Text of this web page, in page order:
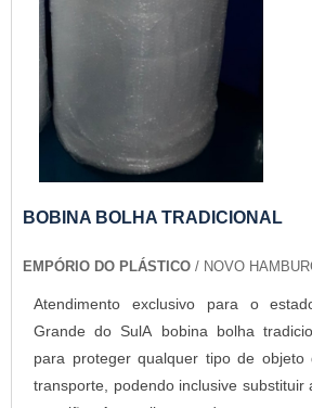
BOBINA BOLHA TRADICIONAL
EMPÓRIO DO PLÁSTICO / NOVO
Atendimento exclusivo para o
Grande do SulA bobina bolha
para proteger qualquer tipo de objeto
transporte, podendo inclusive substituir